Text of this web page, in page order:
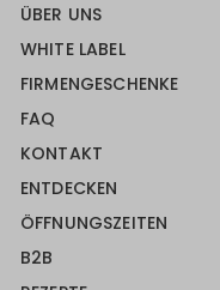
ÜBER UNS
WHITE LABEL
FIRMENGESCHENKE
FAQ
KONTAKT
ENTDECKEN
ÖFFNUNGSZEITEN
B2B